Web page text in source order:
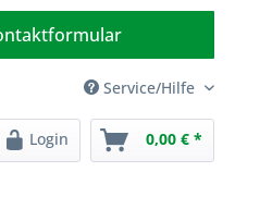
für Sie da! Service/Hilfe
Login 0,00 € *